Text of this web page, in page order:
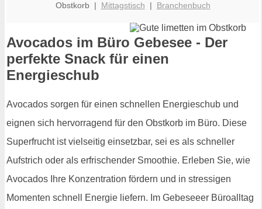
Obstkorb | Mittagstisch | Branchenbuch
Avocados im Büro Gebesee - Der
perfekte Snack für einen
Energieschub
Avocados sorgen für einen schnellen Energieschub und
eignen sich hervorragend für den Obstkorb im Büro. Diese
Superfrucht ist vielseitig einsetzbar, sei es als schneller
Aufstrich oder als erfrischender Smoothie. Erleben Sie, wie
Avocados Ihre Konzentration fördern und in stressigen
Momenten schnell Energie liefern. Im Gebeseeer Büroalltag